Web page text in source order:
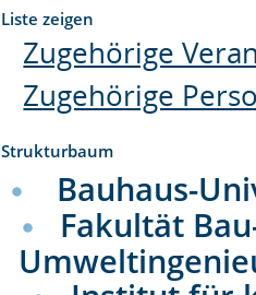
Liste zeigen
Zugehörige
Zugehörige
Strukturbaum
Bauhaus-
Fakultät